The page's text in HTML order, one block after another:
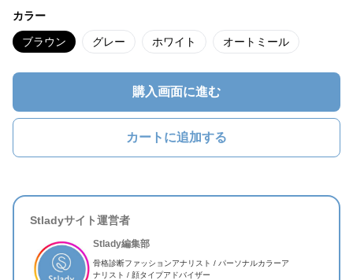
カラー
ブラウン グレー ホワイト オートミール
購入画面に進む
カートに追加する
Stladyサイト運営者
Stlady編集部
骨格診断ファッションアナリスト / パーソナルカラーア
ナリスト / 顔タイプアドバイザー